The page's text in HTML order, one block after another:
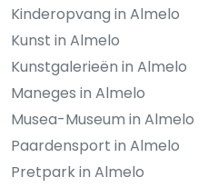
Kinderopvang in Almelo
Kunst in Almelo
Kunstgalerieën in Almelo
Maneges in Almelo
Musea-Museum in Almelo
Paardensport in Almelo
Pretpark in Almelo